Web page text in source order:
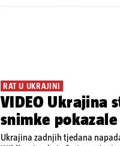
RAT U UKRAJINI
VIDEO Ukrajina
snimke
Ukrajina zadnjih tjedana